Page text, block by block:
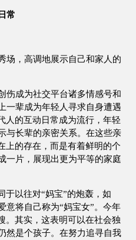
常
场，高调地展示自己和家人的
伤成为社交平台诸多情感号和
一辈成为年轻人寻求自身遭遇
人的互动日常成为流行，年轻
与长辈的亲密关系。在这些亲
上的存在，而是有着鲜明的个
一片，展现出更为平等的家庭
于以往对“妈宝”的炮轰，如
意将自己称为“妈宝女”。今年
。其实，这表明可以在社会独
然是个孩子。在努力追寻自我